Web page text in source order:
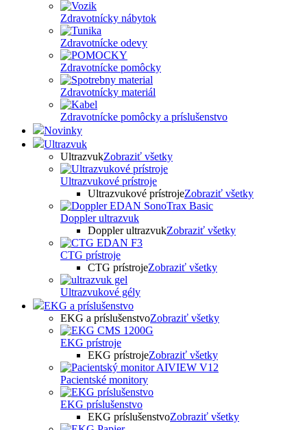
Zdravotnícky nábytok
Zdravotnícke odevy
Zdravotnícke pomôcky
Zdravotnícky materiál
Zdravotnícke pomôcky a príslušenstvo
Novinky
Ultrazvuk
UltrazvukZobraziť všetky
Ultrazvukové prístroje
Ultrazvukové prístrojeZobraziť všetky
Doppler ultrazvuk
Doppler ultrazvukZobraziť všetky
CTG prístroje
CTG prístrojeZobraziť všetky
Ultrazvukové gély
EKG a príslušenstvo
EKG a príslušenstvoZobraziť všetky
EKG prístroje
EKG prístrojeZobraziť všetky
Pacientské monitory
EKG príslušenstvo
EKG príslušenstvoZobraziť všetky